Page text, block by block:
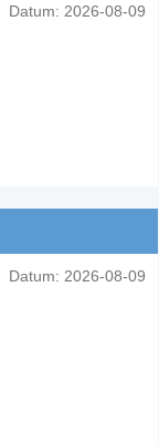
Datum: 2026-08-09
Datum: 2026-08-09